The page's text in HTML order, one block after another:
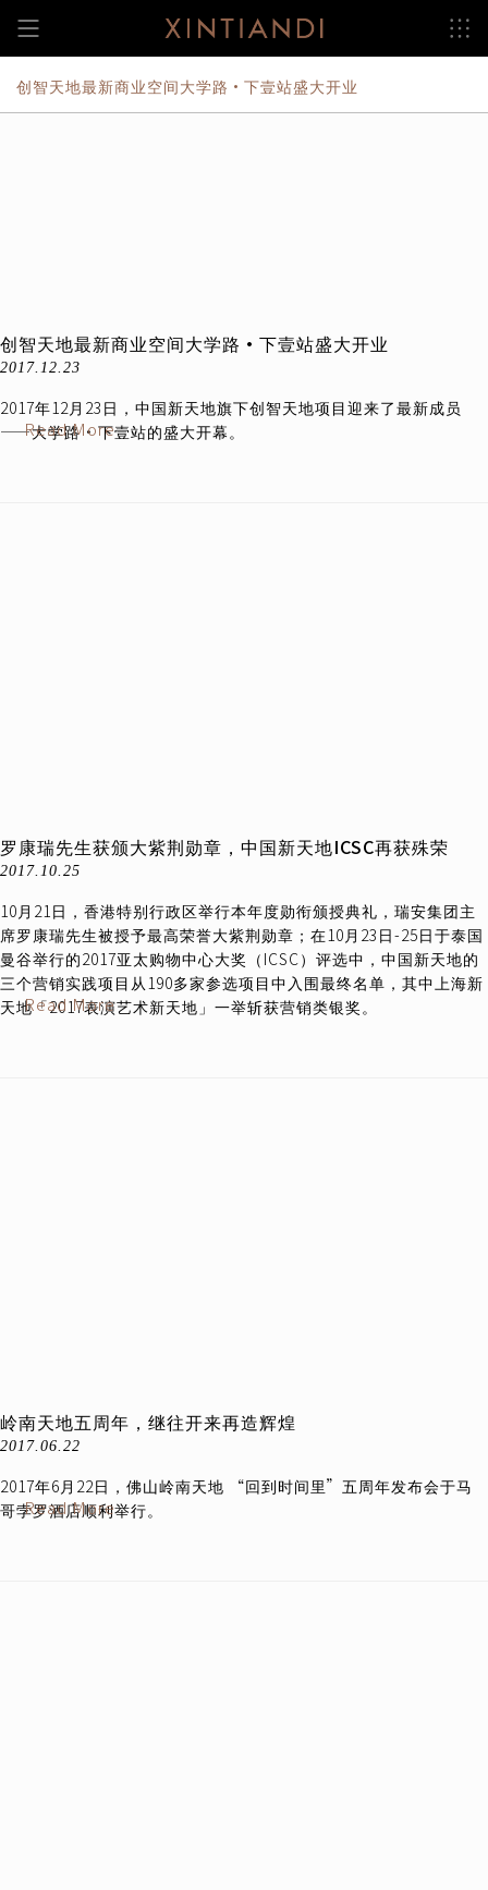
内
创智天地最新商业空间大学路•下壹站盛大开业
创智天地最新商业空间大学路•下壹站盛大开业
2017.12.23
2017年12月23日，中国新天地旗下创智天地项目迎来了最新成员
——大学路•下壹站的盛大开幕。
Read More
罗康瑞先生获颁大紫荆勋章，中国新天地ICSC再获殊荣
2017.10.25
10月21日，香港特别行政区举行本年度勋衔颁授典礼，瑞安集团主
席罗康瑞先生被授予最高荣誉大紫荆勋章；在10月23日-25日于泰国
曼谷举行的2017亚太购物中心大奖（ICSC）评选中，中国新天地的
三个营销实践项目从190多家参选项目中入围最终名单，其中上海新
天地「2017表演艺术新天地」一举斩获营销类银奖。
Read More
岭南天地五周年，继往开来再造辉煌
2017.06.22
2017年6月22日，佛山岭南天地 “回到时间里”五周年发布会于马
哥孛罗酒店顺利举行。
Read More